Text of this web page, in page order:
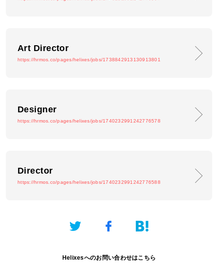
Art Director
https://hrmos.co/pages/helixes/jobs/1738842913130913801
Designer
https://hrmos.co/pages/helixes/jobs/1740232991242776578
Director
https://hrmos.co/pages/helixes/jobs/1740232991242776588
Helixesへのお問い合わせはこちら